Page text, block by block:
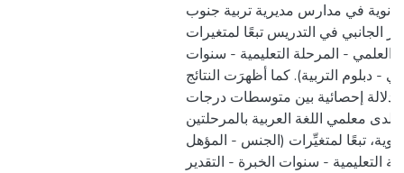
في مدارس مديرية تربية جنوب
الجانبي في التدريس تبعًا لمتغيرات
- المرحلة التعليمية - سنوات
- دبلوم التربية). كما أظهرَت النتائج
إحصائية بين متوسطات درجات
لدى معلمي اللغة العربية بالمرحلتين
تبعًا لمتغيِّرات (الجنس - المؤهل
التعليمية - سنوات الخبرة - التقدير